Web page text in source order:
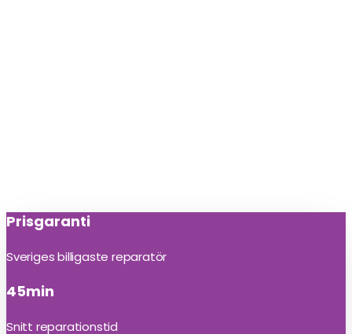
Prisgaranti
Sveriges billigaste reparatör
45min
Snitt reparationstid